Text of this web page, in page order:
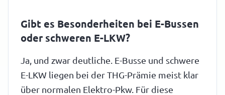
Gibt es Besonderheiten bei E-Bussen
oder schweren E-LKW?
Ja, und zwar deutliche. E-Busse und schwere
E-LKW liegen bei der THG-Prämie meist klar
über normalen Elektro-Pkw. Für diese